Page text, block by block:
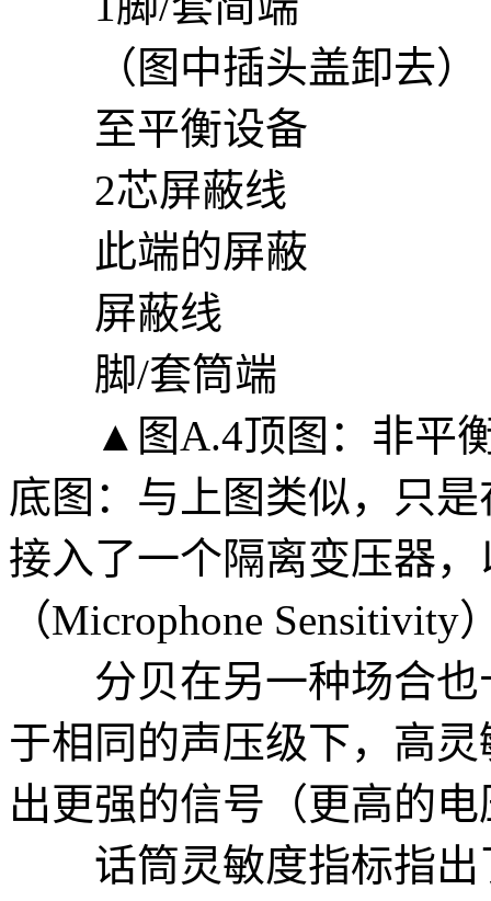
（图中插头盖卸去）
至平衡设备
2芯屏蔽线
此端的屏蔽
屏蔽线
脚/套筒端
▲图A.4顶图：非平衡
底图：与上图类似，只
接入了一个隔离变压器
（Microphone Sensitivity
分贝在另一种场合也
于相同的声压级下，高
出更强的信号（更高的
话筒灵敏度指标指出